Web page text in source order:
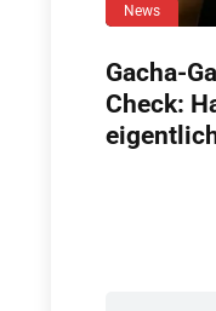
News
Gacha-
Check: